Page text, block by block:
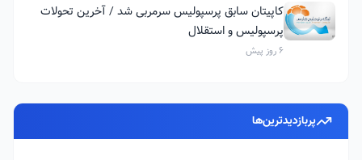
کاپیتان سابق پرسپولیس سرمربی شد / آخرین تحولات
پرسپولیس و استقلال
6 روز پیش
پربازدیدترین‌ها